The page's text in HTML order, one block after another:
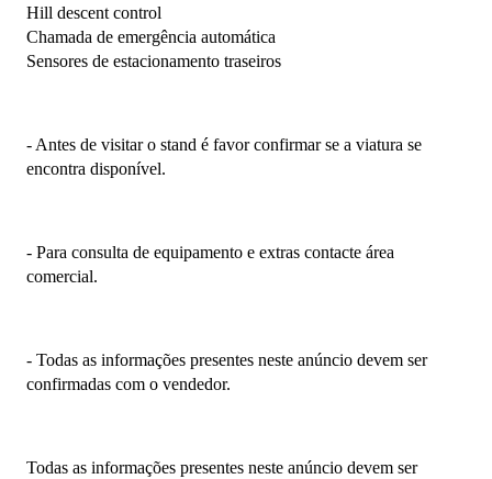
Hill descent control
Chamada de emergência automática
Sensores de estacionamento traseiros
- Antes de visitar o stand é favor confirmar se a viatura se
encontra disponível.
- Para consulta de equipamento e extras contacte área
comercial.
- Todas as informações presentes neste anúncio devem ser
confirmadas com o vendedor.
Todas as informações presentes neste anúncio devem ser